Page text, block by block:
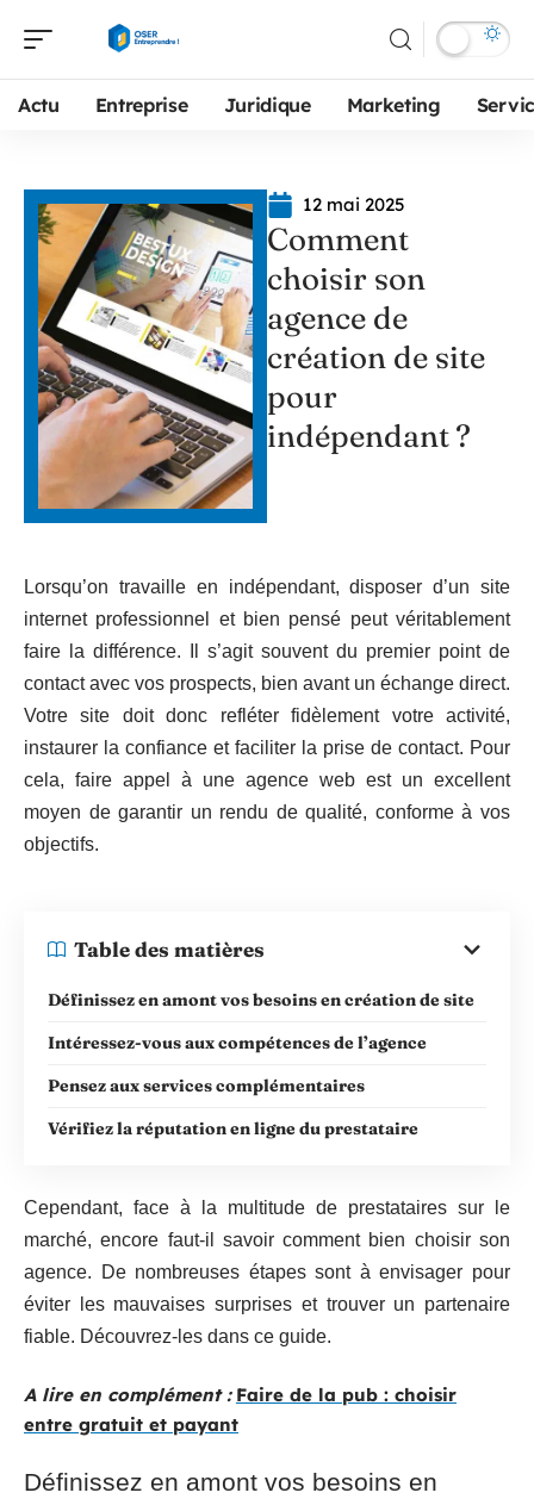
Actu Entreprise Juridique Marketing
12 mai 2025
Comment
choisir son
agence de
création de site
pour
indépendant ?
Lorsqu’on travaille en indépendant, disposer d’un site
internet professionnel et bien pensé peut véritablement
faire la différence. Il s’agit souvent du premier point de
contact avec vos prospects, bien avant un échange direct.
Votre site doit donc refléter fidèlement votre activité,
instaurer la confiance et faciliter la prise de contact. Pour
cela, faire appel à une agence web est un excellent
moyen de garantir un rendu de qualité, conforme à vos
objectifs.
Table des matières
Définissez en amont vos besoins en création de site
Intéressez-vous aux compétences de l’agence
Pensez aux services complémentaires
Vérifiez la réputation en ligne du prestataire
Cependant, face à la multitude de prestataires sur le
marché, encore faut-il savoir comment bien choisir son
agence. De nombreuses étapes sont à envisager pour
éviter les mauvaises surprises et trouver un partenaire
fiable. Découvrez-les dans ce guide.
A lire en complément : Faire de la pub : choisir
entre gratuit et payant
Définissez en amont vos besoins en